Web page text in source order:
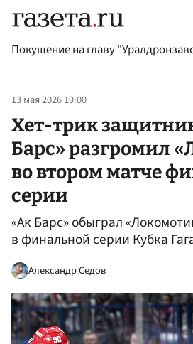
Покушение на главу
13 мая 2026 19:00
Хет-трик
Барс» разгромил
во втором матче
серии
«Ак Барс» обыграл
в финальной серии Кубка
Александр Седов